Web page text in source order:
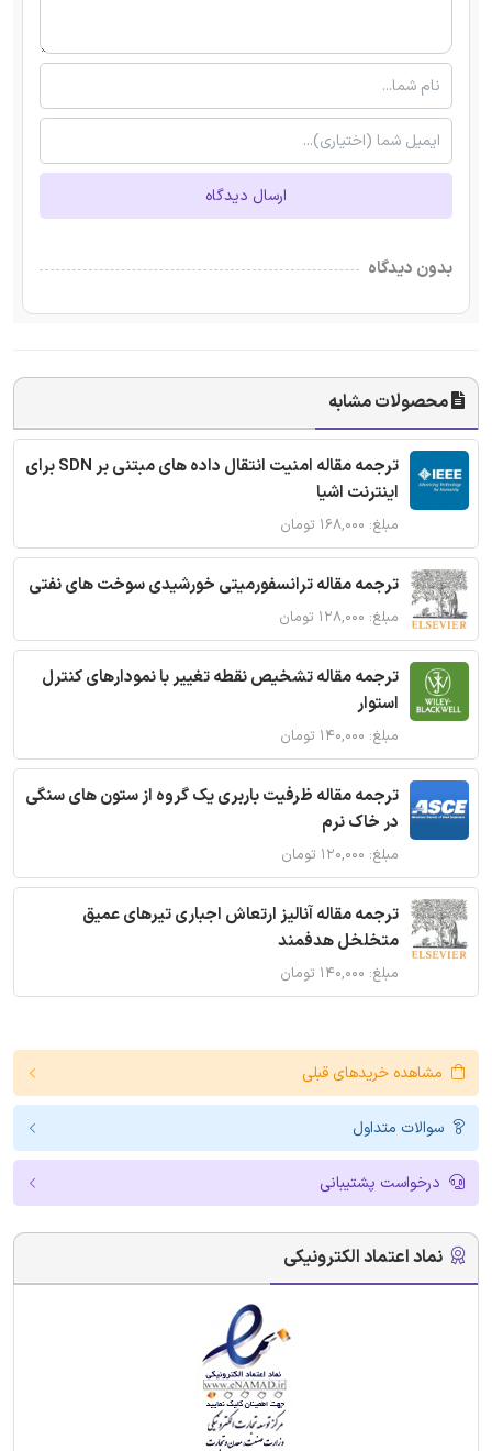
ارسال دیدگاه
بدون دیدگاه
محصولات مشابه
ترجمه مقاله امنیت انتقال داده های مبتنی بر SDN برای
اینترنت اشیا
مبلغ: ۱۶۸,۰۰۰ تومان
ترجمه مقاله ترانسفورمیتی خورشیدی سوخت های نفتی
مبلغ: ۱۲۸,۰۰۰ تومان
ترجمه مقاله تشخیص نقطه تغییر با نمودارهای کنترل
استوار
مبلغ: ۱۴۰,۰۰۰ تومان
ترجمه مقاله ظرفیت باربری یک گروه از ستون های سنگی
در خاک نرم
مبلغ: ۱۲۰,۰۰۰ تومان
ترجمه مقاله آنالیز ارتعاش اجباری تیرهای عمیق
متخلخل هدفمند
مبلغ: ۱۴۰,۰۰۰ تومان
مشاهده خریدهای قبلی
سوالات متداول
درخواست پشتیبانی
نماد اعتماد الکترونیکی